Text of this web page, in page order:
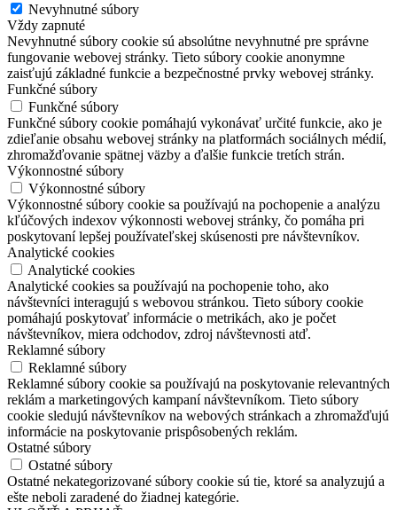
Nevyhnutné súbory
Vždy zapnuté
Nevyhnutné súbory cookie sú absolútne nevyhnutné pre správne
fungovanie webovej stránky. Tieto súbory cookie anonymne
zaisťujú základné funkcie a bezpečnostné prvky webovej stránky.
Funkčné súbory
Funkčné súbory
Funkčné súbory cookie pomáhajú vykonávať určité funkcie, ako je
zdieľanie obsahu webovej stránky na platformách sociálnych médií,
zhromažďovanie spätnej väzby a ďalšie funkcie tretích strán.
Výkonnostné súbory
Výkonnostné súbory
Výkonnostné súbory cookie sa používajú na pochopenie a analýzu
kľúčových indexov výkonnosti webovej stránky, čo pomáha pri
poskytovaní lepšej používateľskej skúsenosti pre návštevníkov.
Analytické cookies
Analytické cookies
Analytické cookies sa používajú na pochopenie toho, ako
návštevníci interagujú s webovou stránkou. Tieto súbory cookie
pomáhajú poskytovať informácie o metrikách, ako je počet
návštevníkov, miera odchodov, zdroj návštevnosti atď.
Reklamné súbory
Reklamné súbory
Reklamné súbory cookie sa používajú na poskytovanie relevantných
reklám a marketingových kampaní návštevníkom. Tieto súbory
cookie sledujú návštevníkov na webových stránkach a zhromažďujú
informácie na poskytovanie prispôsobených reklám.
Ostatné súbory
Ostatné súbory
Ostatné nekategorizované súbory cookie sú tie, ktoré sa analyzujú a
ešte neboli zaradené do žiadnej kategórie.